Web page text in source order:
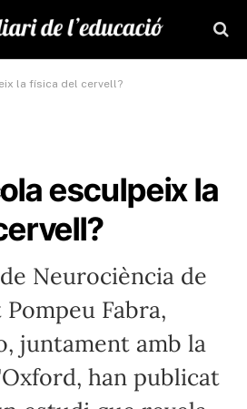
la física del cervell?
esculpeix la
Neurociència de
Fabra,
juntament amb la
han publicat